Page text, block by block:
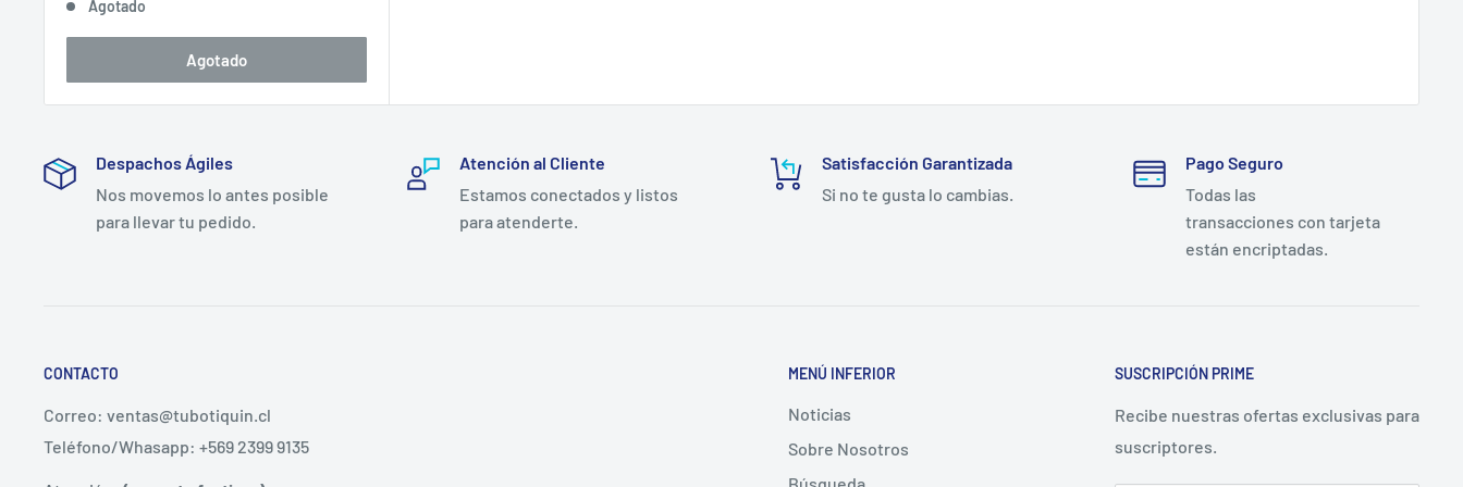
venta
Agotado
Agotado
Despachos Ágiles
Nos movemos lo antes posible
para llevar tu pedido.
Atención al Cliente
Estamos conectados y listos
para atenderte.
Satisfacción Garantizada
Si no te gusta lo cambias.
Pago Seguro
Todas las
transacciones con tarjeta
están encriptadas.
CONTACTO
Correo: ventas@tubotiquin.cl
Teléfono/Whasapp: +569 2399 9135
MENÚ INFERIOR
Noticias
Sobre Nosotros
SUSCRIPCIÓN PRIME
Recibe nuestras ofertas exclusivas para
suscriptores.